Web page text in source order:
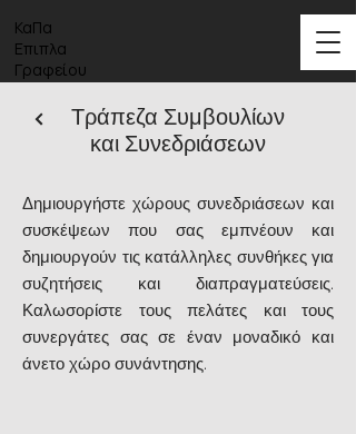
ΚαΠα
Επιπλα
Γραφείου
Τράπεζα Συμβουλίων
και Συνεδριάσεων
Δημιουργήστε χώρους συνεδριάσεων και
συσκέψεων που σας εμπνέουν και
δημιουργούν τις κατάλληλες συνθήκες για
συζητήσεις και διαπραγματεύσεις.
Καλωσορίστε τους πελάτες και τους
συνεργάτες σας σε έναν μοναδικό και
άνετο χώρο συνάντησης.